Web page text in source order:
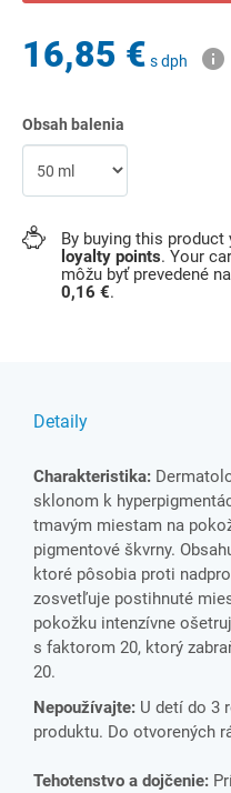
16,85 € s dph
Obsah balenia
By buying this
loyalty points. Your
môžu byť prevedené
0,16 €.
Detaily
Charakteristika:
sklonom k
tmavým miestam na
pigmentové škvrny.
ktoré pôsobia proti
zosvetľuje postihnuté
pokožku intenzívne
s faktorom 20, ktorý
20.
Nepoužívajte: U detí do 3
produktu. Do otvorených
Tehotenstvo a dojčenie: